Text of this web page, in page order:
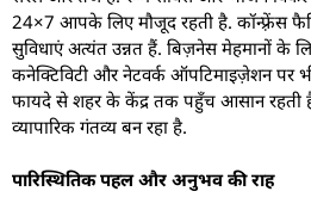
24×7 आपके लिए मौजूद रहती है. कॉन्फ़्रेंस
सुविधाएं अत्यंत उन्नत हैं. बिज़नेस मेहमानों के
कनेक्टिविटी और नेटवर्क ऑपटिमाइज़ेशन पर
फायदे से शहर के केंद्र तक पहुँच आसान रहती
व्यापारिक गंतव्य बन रहा है.
पारिस्थितिक पहल और अनुभव की राह